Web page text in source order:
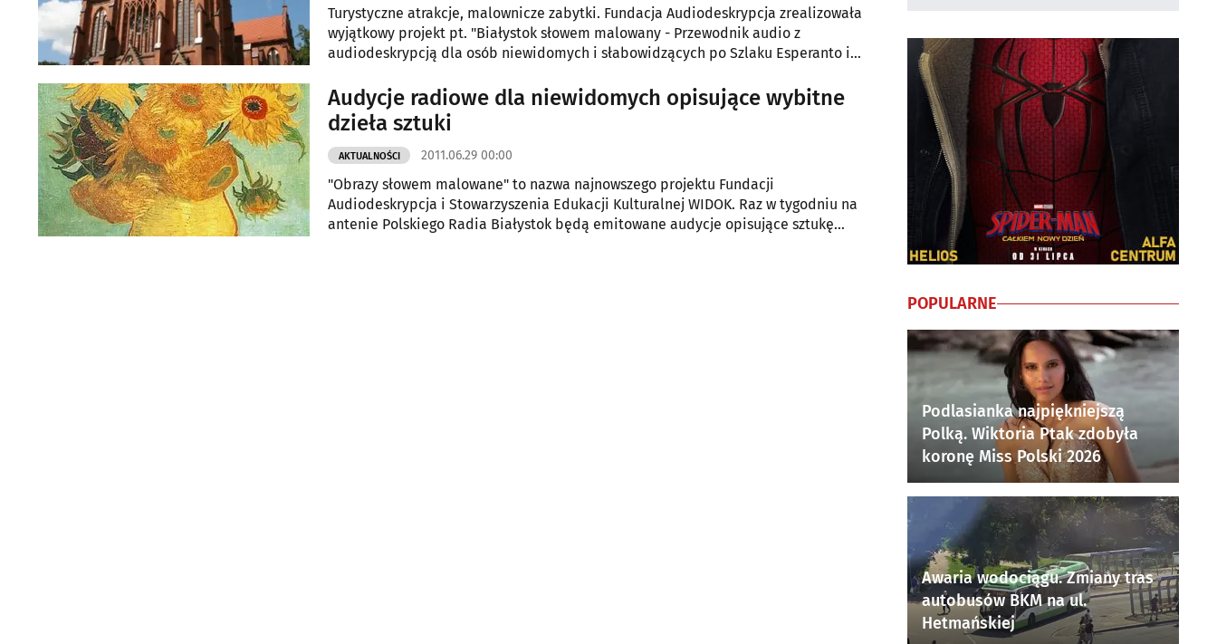
Turystyczne atrakcje, malownicze zabytki. Fundacja Audiodeskrypcja zrealizowała
wyjątkowy projekt pt. "Białystok słowem malowany - Przewodnik audio z
audiodeskrypcją dla osób niewidomych i słabowidzących po Szlaku Esperanto i
turystycznym.
Audycje radiowe dla niewidomych opisujące wybitne
dzieła sztuki
AKTUALNOŚCI 2011.06.29 00:00
"Obrazy słowem malowane" to nazwa najnowszego projektu Fundacji
Audiodeskrypcja i Stowarzyszenia Edukacji Kulturalnej WIDOK. Raz w tygodniu na
antenie Polskiego Radia Białystok będą emitowane audycje opisujące sztukę
POPULARNE
Podlasianka najpiękniejszą
Polką. Wiktoria Ptak zdobyła
koronę Miss Polski 2026
Awaria wodociągu. Zmiany tras
autobusów BKM na ul.
Hetmańskiej